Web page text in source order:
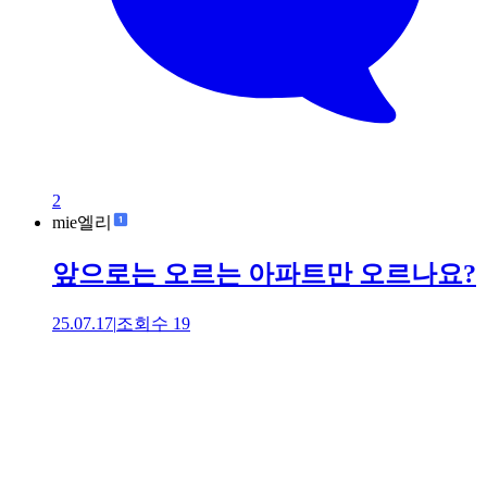
2
mie엘리
앞으로는 오르는 아파트만 오르나요?
25.07.17|조회수 19